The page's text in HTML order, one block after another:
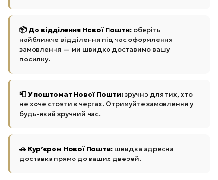
📦 До відділення Нової Пошти: оберіть
найближче відділення під час оформлення
замовлення — ми швидко доставимо вашу
посилку.
📮 У поштомат Нової Пошти:зручно для тих, хто
не хоче стояти в чергах. Отримуйте замовлення у
будь-який зручний час.
🚗 Кур’єром Нової Пошти: швидка адресна
доставка прямо до ваших дверей.